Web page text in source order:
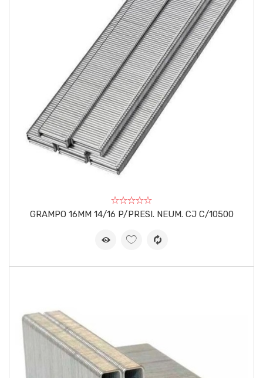
GRAMPO 16MM 14/16 P/PRESI. NEUM. CJ C/10500